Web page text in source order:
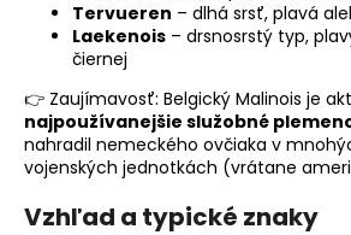
Tervueren – dlhá srsť, plavá
Laekenois – drsnosrstý typ,
čiernej
👉 Zaujímavosť: Belgický Malinois je
najpoužívanejšie služobné
nahradil nemeckého ovčiaka v
vojenských jednotkách (vrátane
Vzhľad a typické znaky